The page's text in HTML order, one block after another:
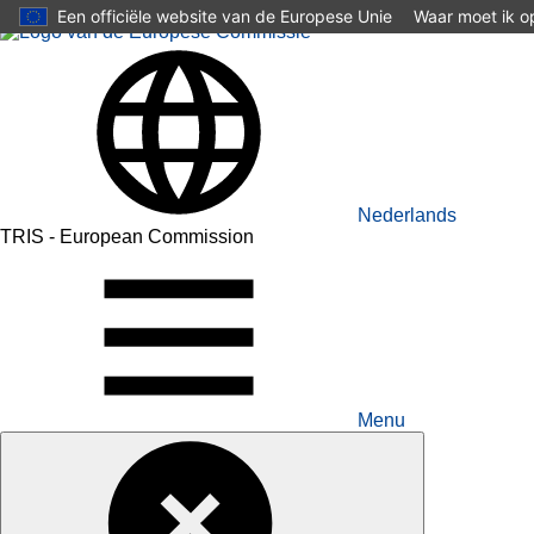
Skip to main content
Een officiële website van de Europese Unie Waar moet ik
Nederlands
TRIS - European Commission
Menu